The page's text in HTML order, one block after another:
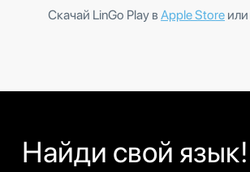
Скачай LinGo Play в Apple Store или
Найди свой язык!